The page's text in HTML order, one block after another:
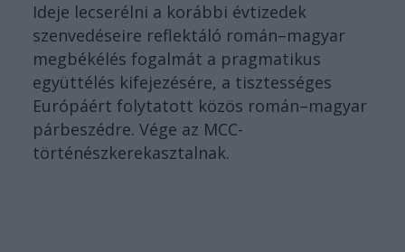
Ideje lecserélni a korábbi évtizedek
szenvedéseire reflektáló román–magyar
megbékélés fogalmát a pragmatikus
együttélés kifejezésére, a tisztességes
Európáért folytatott közös román–magyar
párbeszédre. Vége az MCC-
történészkerekasztalnak.